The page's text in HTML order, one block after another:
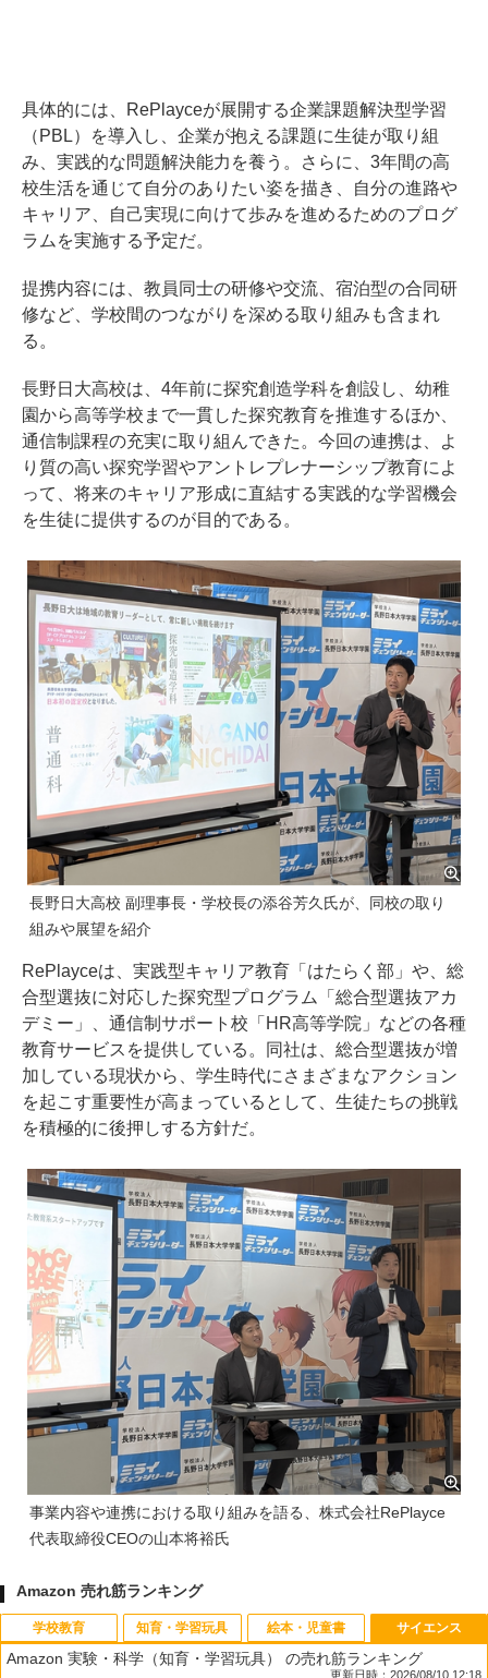
具体的には、RePlayceが展開する企業課題解決型学習
（PBL）を導入し、企業が抱える課題に生徒が取り組
み、実践的な問題解決能力を養う。さらに、3年間の高
校生活を通じて自分のありたい姿を描き、自分の進路や
キャリア、自己実現に向けて歩みを進めるためのプログ
ラムを実施する予定だ。
提携内容には、教員同士の研修や交流、宿泊型の合同研
修など、学校間のつながりを深める取り組みも含まれ
る。
長野日大高校は、4年前に探究創造学科を創設し、幼稚
園から高等学校まで一貫した探究教育を推進するほか、
通信制課程の充実に取り組んできた。今回の連携は、よ
り質の高い探究学習やアントレプレナーシップ教育によ
って、将来のキャリア形成に直結する実践的な学習機会
を生徒に提供するのが目的である。
長野日大高校 副理事長・学校長の添谷芳久氏が、同校の取り
組みや展望を紹介
RePlayceは、実践型キャリア教育「はたらく部」や、総
合型選抜に対応した探究型プログラム「総合型選抜アカ
デミー」、通信制サポート校「HR高等学院」などの各種
教育サービスを提供している。同社は、総合型選抜が増
加している現状から、学生時代にさまざまなアクション
を起こす重要性が高まっているとして、生徒たちの挑戦
を積極的に後押しする方針だ。
事業内容や連携における取り組みを語る、株式会社RePlayce
代表取締役CEOの山本将裕氏
Amazon 売れ筋ランキング
学校教育 知育・学習玩具 絵本・児童書 サイエンス
Amazon 実験・科学（知育・学習玩具） の売れ筋ランキング
更新日時：2026/08/10 12:18